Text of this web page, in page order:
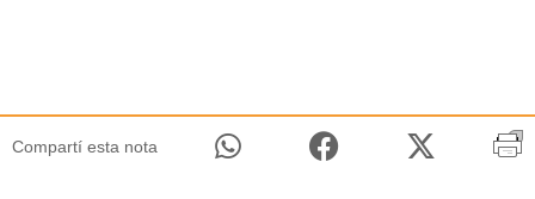
Compartí esta nota